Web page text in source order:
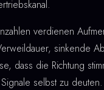
verdienen
sinkende
dass die Richtung
selbst zu deuten.